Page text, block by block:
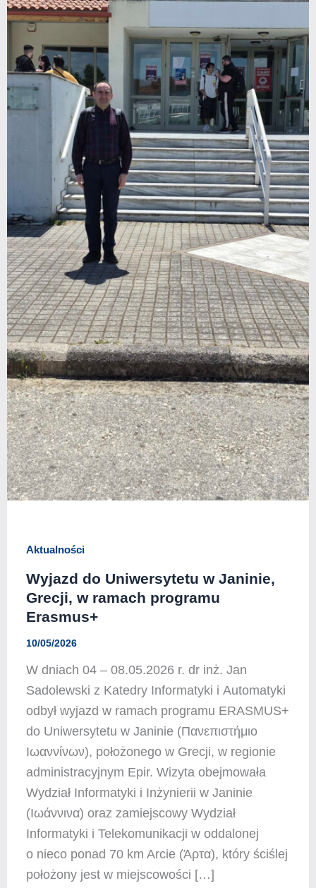
Aktualności
Wyjazd do Uniwersytetu w Janinie,
Grecji, w ramach programu
Erasmus+
10/05/2026
W dniach 04 – 08.05.2026 r. dr inż. Jan
Sadolewski z Katedry Informatyki i Automatyki
odbył wyjazd w ramach programu ERASMUS+
do Uniwersytetu w Janinie (Πανεπιστήμιο
Ιωαννίνων), położonego w Grecji, w regionie
administracyjnym Epir. Wizyta obejmowała
Wydział Informatyki i Inżynierii w Janinie
(Ιωάννινα) oraz zamiejscowy Wydział
Informatyki i Telekomunikacji w oddalonej
o nieco ponad 70 km Arcie (Άρτα), który ściślej
położony jest w miejscowości […]